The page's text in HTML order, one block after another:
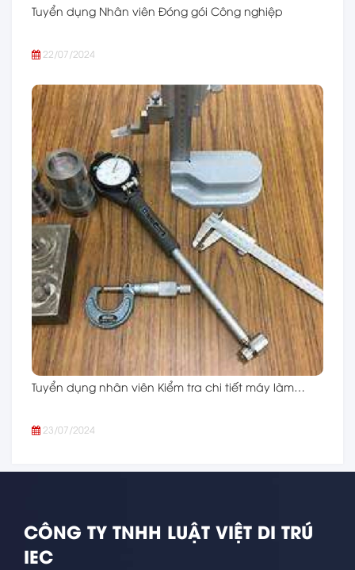
Tuyển dụng Nhân viên Đóng gói Công nghiệp
22/07/2024
Tuyển dụng nhân viên Kiểm tra chi tiết máy làm…
23/07/2024
CÔNG TY TNHH LUẬT VIỆT DI TRÚ
IEC